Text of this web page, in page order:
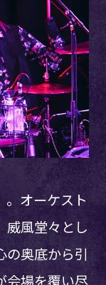
。オーケスト
威風堂々とし
の奥底から引
会場を覆い尽